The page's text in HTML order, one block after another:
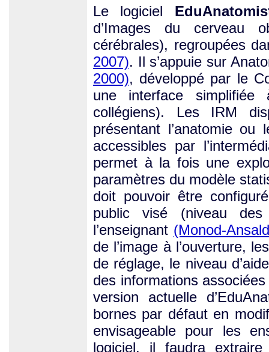
Le logiciel
d’Images du cerveau
cérébrales), regroupées
2007). Il s’appuie sur
2000), développé par le
une interface simplifiée
collégiens). Les IRM
présentant l’anatomie
accessibles par
permet à la fois une
paramètres du modèle
doit pouvoir être
public visé (niveau
l’enseignant (Monod-
de l’image à l’ouverture,
de réglage, le niveau
des informations
version actuelle
bornes par défaut en
envisageable pour les
logiciel, il faudra